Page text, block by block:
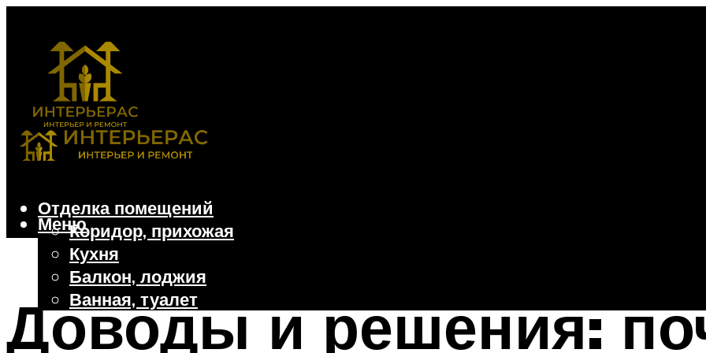
Отделка помещений
Коридор, прихожая
Кухня
Балкон, лоджия
Ванная, туалет
Дачные и частные дома
Отделочные материалы
Меню
Доводы и решения: